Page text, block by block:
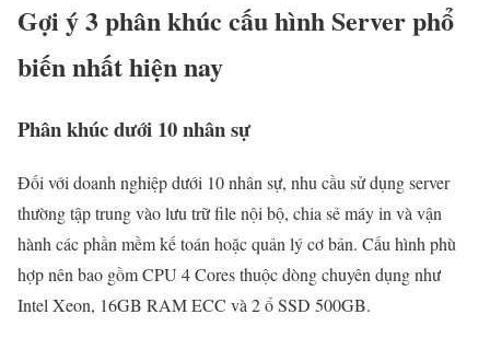
Gợi ý 3 phân khúc cấu hình Server phổ
biến nhất hiện nay
Phân khúc dưới 10 nhân sự
Đối với doanh nghiệp dưới 10 nhân sự, nhu cầu sử dụng server
thường tập trung vào lưu trữ file nội bộ, chia sẻ máy in và vận
hành các phần mềm kế toán hoặc quản lý cơ bản. Cấu hình phù
hợp nên bao gồm CPU 4 Cores thuộc dòng chuyên dụng như
Intel Xeon, 16GB RAM ECC và 2 ổ SSD 500GB.